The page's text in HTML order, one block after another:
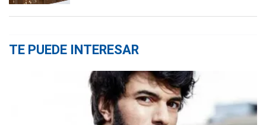
TE PUEDE INTERESAR